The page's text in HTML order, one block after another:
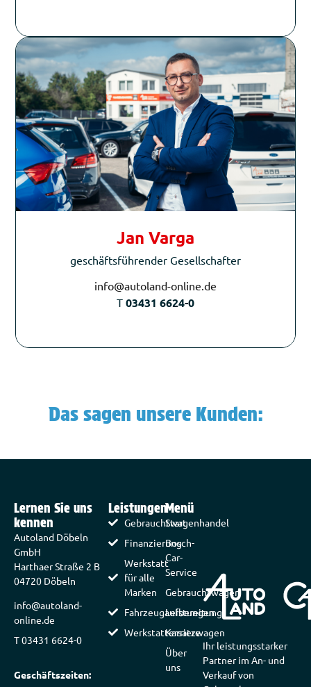
Jan Varga
geschäftsführender Gesellschafter
info@autoland-online.de
T 03431 6624-0
Das sagen unsere Kunden:
Ihr leistungsstarker
Partner im An- und
Verkauf von
Leistungen
Gebrauchtwagenhandel
Finanzierung
Werkstatt
für alle
Marken
Fahrzeugaufbereitung
Werkstattersatzwagen
Menü
Start
Bosch-
Car-
Service
Gebrauchtwagen
Leistungen
Karriere
Über
uns
Lernen Sie uns
kennen
Autoland Döbeln
GmbH
Harthaer Straße 2 B
04720 Döbeln
info@autoland-
online.de
T 03431 6624-0
Geschäftszeiten: